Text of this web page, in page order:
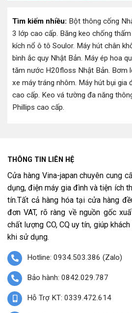
Tìm kiếm nhiều: Bột thông cống
3 lớp cao cấp. Băng keo chống
kích nổ ô tô Soulor. Máy hút chân
bình ắc quy Nhật Bản. Máy ép hoa
tăm nước H20floss Nhật Bản. Bơm
xe máy tráng nhôm. Máy hút bụi gia
cao cấp. Keo vá tường đa năng
Phillips cao cấp.
THÔNG TIN LIÊN HỆ
Cửa hàng Vina-japan chuyên cung
dụng, điện máy gia đình và tiện ích
tín.Tất cả hàng hóa tại cửa hàng
đơn VAT, rõ ràng về nguồn gốc
chất lượng CO, CQ uy tín, giúp
khi sử dụng.
Hotline: 0934.503.386 (Zalo)
Bảo hành: 0842.029.787
Hỗ Trợ KT: 0339.472.614